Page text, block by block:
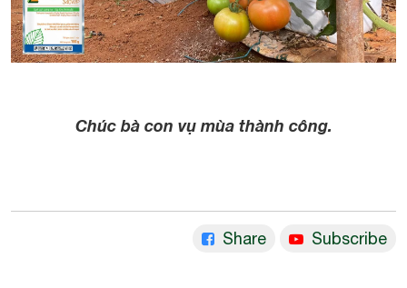
Chúc bà con vụ mùa thành công.
Share Subscribe